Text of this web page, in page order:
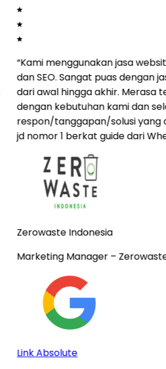
“Kami menggunakan jasa
dan SEO. Sangat puas dengan
dari awal hingga akhir. Merasa
dengan kebutuhan kami dan
respon/tanggapan/solusi yang
jd nomor 1 berkat guide dari
Zerowaste Indonesia
Marketing Manager–
Link Absolute